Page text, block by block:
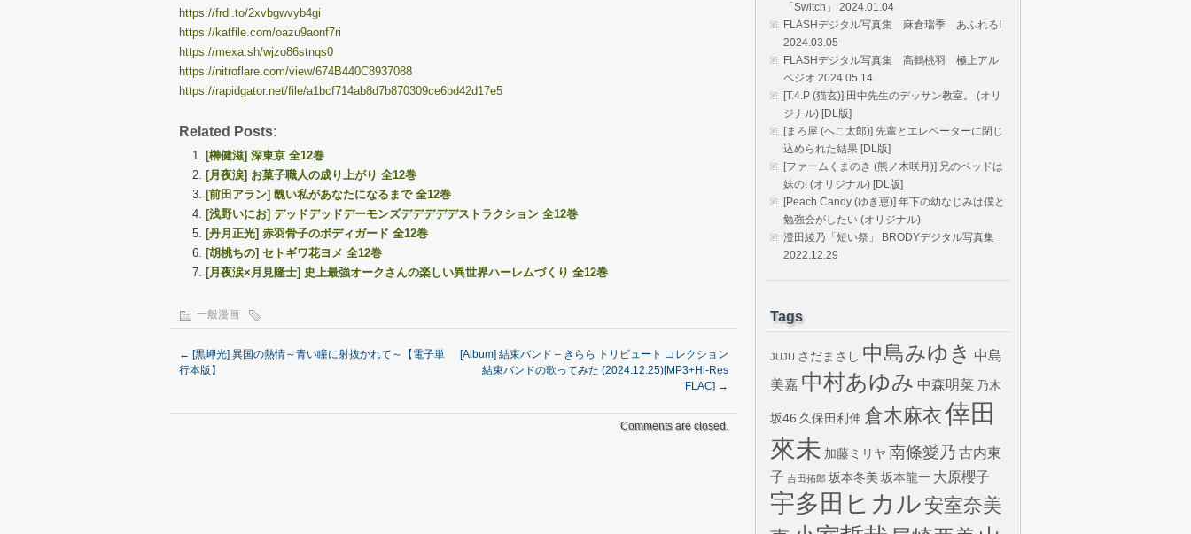
https://frdl.to/2xvbgwvyb4gi
https://katfile.com/oazu9aonf7ri
https://mexa.sh/wjzo86stnqs0
https://nitroflare.com/view/674B440C8937088
https://rapidgator.net/file/a1bcf714ab8d7b870309ce6bd42d17e5
Related Posts:
[榊健滋] 深東京 全12巻
[月夜涙] お菓子職人の成り上がり 全12巻
[前田アラン] 醜い私があなたになるまで 全12巻
[浅野いにお] デッドデッドデーモンズデデデデデストラクション 全12巻
[丹月正光] 赤羽骨子のボディガード 全12巻
[胡桃ちの] セトギワ花ヨメ 全12巻
[月夜涙×月見隆士] 史上最強オークさんの楽しい異世界ハーレムづくり 全12巻
一般漫画
← [黒岬光] 異国の熱情～青い瞳に射抜かれて～【電子単
行本版】
[Album] 結束バンド – きらら トリビュート コレクション
結束バンドの歌ってみた (2024.12.25)[MP3+Hi-Res
FLAC] →
Comments are closed.
「Switch」 2024.01.04
FLASHデジタル写真集 麻倉瑞季 あふれるI
2024.03.05
FLASHデジタル写真集 高鶴桃羽 極上アル
ペジオ 2024.05.14
[T.4.P (猫玄)] 田中先生のデッサン教室。 (オリ
ジナル) [DL版]
[まろ屋 (へこ太郎)] 先輩とエレベーターに閉じ
込められた結果 [DL版]
[ファームくまのき (熊ノ木咲月)] 兄のベッドは
妹の! (オリジナル) [DL版]
[Peach Candy (ゆき恵)] 年下の幼なじみは僕と
勉強会がしたい (オリジナル)
澄田綾乃「短い祭」 BRODYデジタル写真集
2022.12.29
Tags
JUJU さだまさし 中島みゆき 中島
美嘉 中村あゆみ 中森明菜 乃木
坂46 久保田利伸 倉木麻衣倖田
來未 加藤ミリヤ 南條愛乃 古内東
子 吉田拓郎 坂本冬美 坂本龍一 大原櫻子
宇多田ヒカル安室奈美